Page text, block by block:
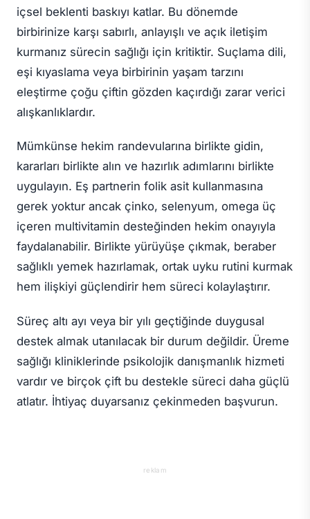
içsel beklenti baskıyı katlar. Bu dönemde
birbirinize karşı sabırlı, anlayışlı ve açık iletişim
kurmanız sürecin sağlığı için kritiktir. Suçlama dili,
eşi kıyaslama veya birbirinin yaşam tarzını
eleştirme çoğu çiftin gözden kaçırdığı zarar verici
alışkanlıklardır.
Mümkünse hekim randevularına birlikte gidin,
kararları birlikte alın ve hazırlık adımlarını birlikte
uygulayın. Eş partnerin folik asit kullanmasına
gerek yoktur ancak çinko, selenyum, omega üç
içeren multivitamin desteğinden hekim onayıyla
faydalanabilir. Birlikte yürüyüşe çıkmak, beraber
sağlıklı yemek hazırlamak, ortak uyku rutini kurmak
hem ilişkiyi güçlendirir hem süreci kolaylaştırır.
Süreç altı ayı veya bir yılı geçtiğinde duygusal
destek almak utanılacak bir durum değildir. Üreme
sağlığı kliniklerinde psikolojik danışmanlık hizmeti
vardır ve birçok çift bu destekle süreci daha güçlü
atlatır. İhtiyaç duyarsanız çekinmeden başvurun.
reklam